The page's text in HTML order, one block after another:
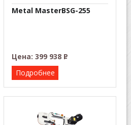
Metal MasterBSG-255
Цена: 399 938 Р
–
Подробнее